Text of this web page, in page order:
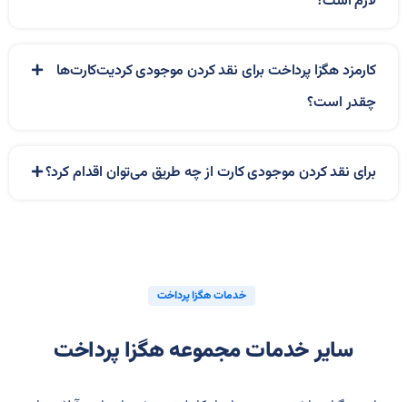
کارمزد هگزا پرداخت برای نقد کردن موجودی کردیت‌کارت‌ها
چقدر است؟
برای نقد کردن موجودی کارت از چه طریق می‌توان اقدام کرد؟
خدمات هگزا پرداخت
سایر خدمات مجموعه هگزا پرداخت